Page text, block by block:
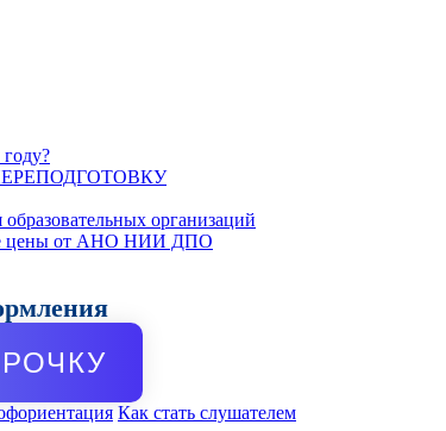
организаций
цены от АНО НИИ ДПО
Как стать слушателем